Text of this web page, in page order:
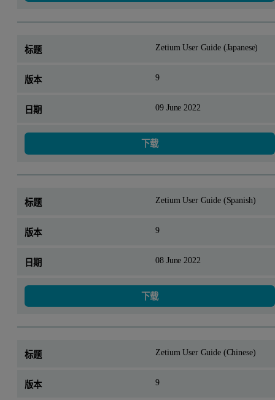
Zetium User Guide (Japanese)
9
09 June 2022
下载
Zetium User Guide (Spanish)
9
08 June 2022
下载
Zetium User Guide (Chinese)
9